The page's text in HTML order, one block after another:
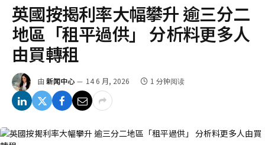
英國按揭利率大幅攀升 逾三分二
地區「租平過供」 分析料更多人
由買轉租
由 新闻中心 14 6 月, 2026 1 分钟阅读